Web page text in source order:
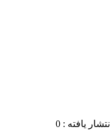
انتشار یافته : 0